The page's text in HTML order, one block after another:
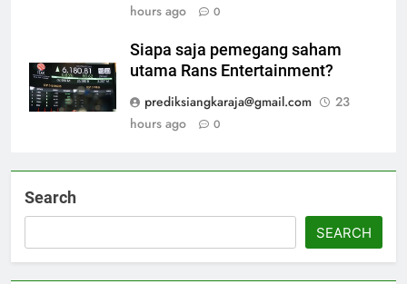
hours ago
0
Siapa saja pemegang saham
utama Rans Entertainment?
prediksiangkaraja@gmail.com
23
hours ago
0
Search
SEARCH